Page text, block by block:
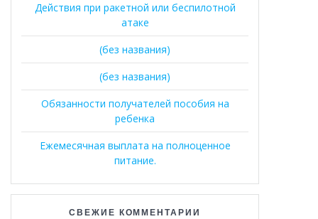
Действия при ракетной или беспилотной
атаке
(без названия)
(без названия)
Обязанности получателей пособия на
ребенка
Ежемесячная выплата на полноценное
питание.
СВЕЖИЕ КОММЕНТАРИИ